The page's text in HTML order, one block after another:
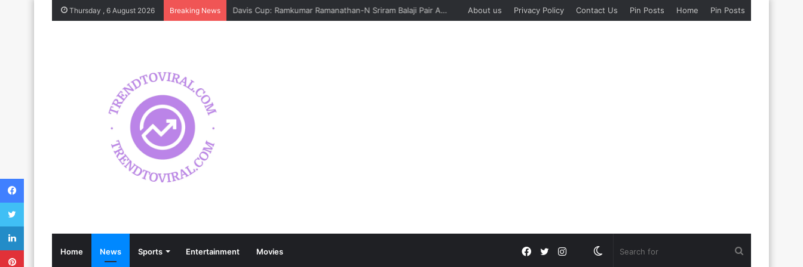
Thursday , 6 August 2026 Breaking News Davis Cup: Ramkumar Ramanathan-N Sriram Balaji Pair And Siddharth Vishwakarma Lose, India Suffer Sixth Defeat Against Sweden About us Privacy Policy Contact Us Pin Posts Home Pin Posts
Home News Sports Entertainment Movies Switch
Google
Instagram
Twitter
Facebook